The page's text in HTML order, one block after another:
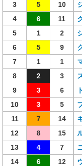
3
5 10
4
6 11
5
1 2
6
5 9
7
1 1
8
2 3
9
3 6
10
3 5
11
7 14
12
8 15
13
4 7
14
6 12